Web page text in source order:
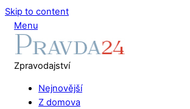
Skip to content
Menu
Zpravodajství
Nejnovější
Z domova